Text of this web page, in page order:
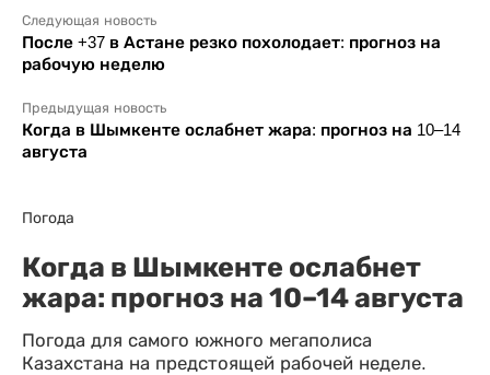
Следующая новость
После +37 в Астане резко похолодает: прогноз на
рабочую неделю
Предыдущая новость
Когда в Шымкенте ослабнет жара: прогноз на 10–14
августа
Погода
Когда в Шымкенте ослабнет
жара: прогноз на 10–14 августа
Погода для самого южного мегаполиса
Казахстана на предстоящей рабочей неделе.